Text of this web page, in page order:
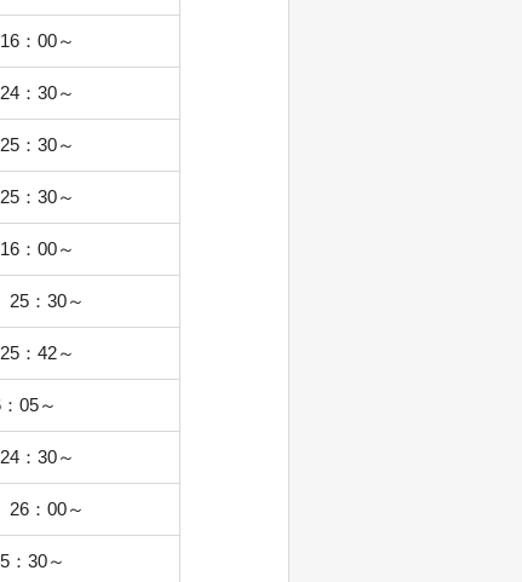
：00～
：30～
：30～
：30～
：00～
25：30～
：42～
05～
：30～
26：00～
：30～